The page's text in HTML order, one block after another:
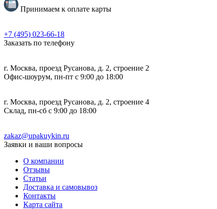
Принимаем к оплате карты
+7 (495) 023-66-18
Заказать по телефону
г. Москва, проезд Русанова, д. 2, строение 2
Офис-шоурум, пн-пт с 9:00 до 18:00
г. Москва, проезд Русанова, д. 2, строение 4
Склад, пн-сб с 9:00 до 18:00
zakaz@upakuykin.ru
Заявки и ваши вопросы
О компании
Отзывы
Статьи
Доставка и самовывоз
Контакты
Карта сайта